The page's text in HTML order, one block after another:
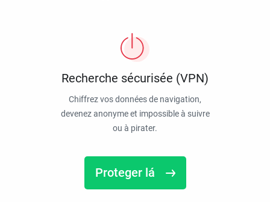
Recherche sécurisée (VPN)
Chiffrez vos données de navigation,
devenez anonyme et impossible à suivre
ou à pirater.
Proteger lá